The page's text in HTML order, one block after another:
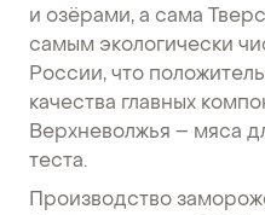
и озёрами, а сама
самым экологически
России, что
качества главных
Верхневолжья – мяса
теста.
Производство